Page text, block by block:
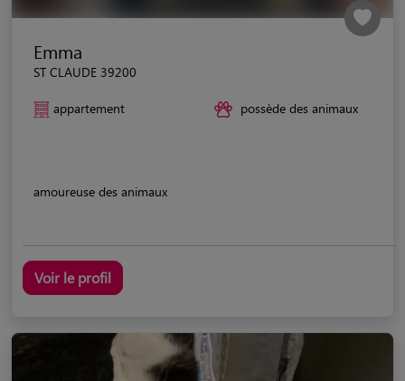
Emma
ST CLAUDE 39200
appartement possède des animaux
amoureuse des animaux
Voir le profil